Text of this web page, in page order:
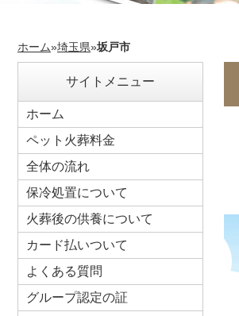
ホーム»埼玉県»坂戸市
サイトメニュー
ホーム
ペット火葬料金
全体の流れ
保冷処置について
火葬後の供養について
カード払いついて
よくある質問
グループ認定の証